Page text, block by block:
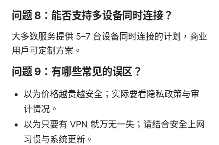
问题 8：能否支持多设备同时连接？
大多数服务提供 5–7 台设备同时连接的计划，商业
用户可定制方案。
问题 9：有哪些常见的误区？
以为价格越贵越安全；实际要看隐私政策与审
计情况。
以为只要有 VPN 就万无一失；请结合安全上网
习惯与系统更新。